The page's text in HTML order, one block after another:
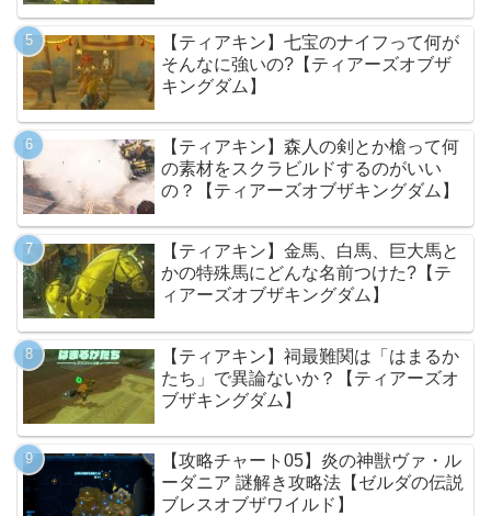
【ティアキン】七宝のナイフって何が
そんなに強いの?【ティアーズオブザ
キングダム】
【ティアキン】森人の剣とか槍って何
の素材をスクラビルドするのがいい
の？【ティアーズオブザキングダム】
【ティアキン】金馬、白馬、巨大馬と
かの特殊馬にどんな名前つけた?【テ
ィアーズオブザキングダム】
【ティアキン】祠最難関は「はまるか
たち」で異論ないか？【ティアーズオ
ブザキングダム】
【攻略チャート05】炎の神獣ヴァ・ル
ーダニア 謎解き攻略法【ゼルダの伝説
ブレスオブザワイルド】